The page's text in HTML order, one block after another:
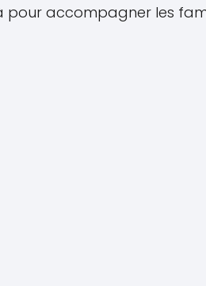
pour accompagner les